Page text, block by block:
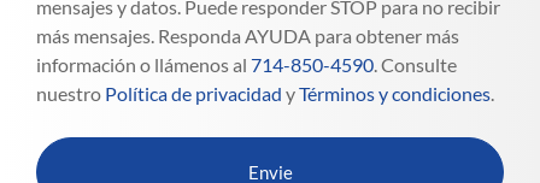
mensajes y datos. Puede responder STOP para no recibir
más mensajes. Responda AYUDA para obtener más
información o llámenos al 714-850-4590. Consulte
nuestro Política de privacidad yTérminos y condiciones.